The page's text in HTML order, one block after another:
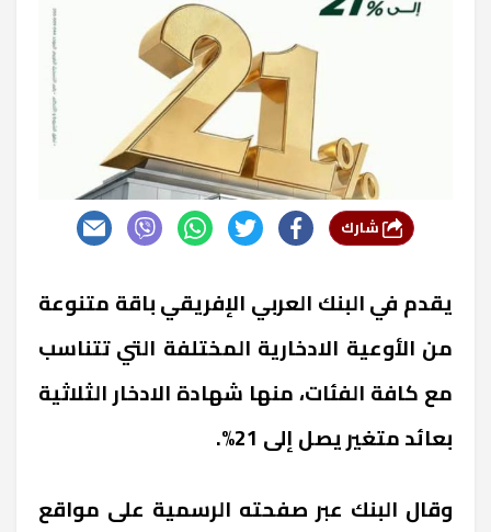
يقدمفي البنك العربي الإفريقيباقة متنوعة
من الأوعية الادخارية المختلفة التي تتناسب
مع كافة الفئات، منها شهادة الادخار الثلاثية
بعائد متغير يصل إلى 21%.
وقال البنك عبر صفحته الرسمية على مواقع